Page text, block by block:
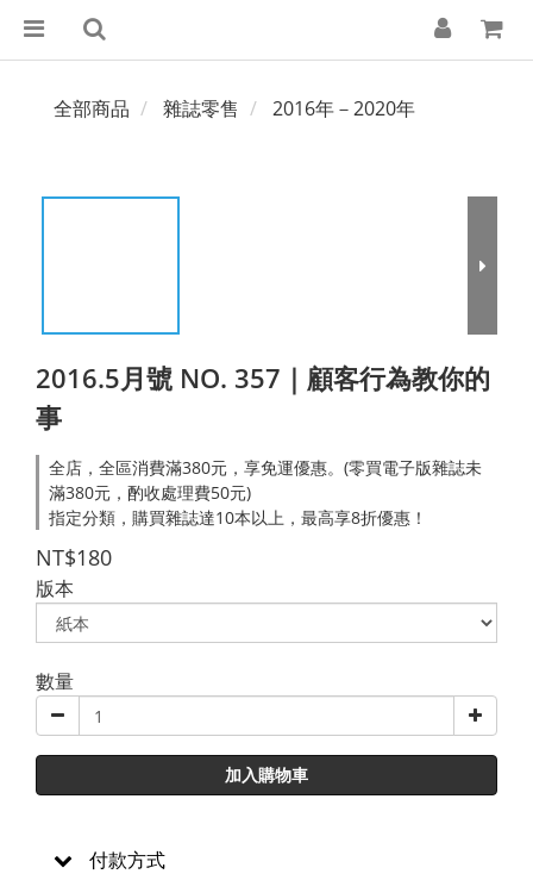
全部商品 雜誌零售 2016年－2020年
2016.5月號 NO. 357｜顧客行為教你的
事
全店，全區消費滿380元，享免運優惠。(零買電子版雜誌未
滿380元，酌收處理費50元)
指定分類，購買雜誌達10本以上，最高享8折優惠！
NT$180
版本
數量
加入購物車
付款方式